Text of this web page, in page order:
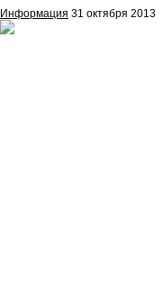
Информация 31 октября 2013